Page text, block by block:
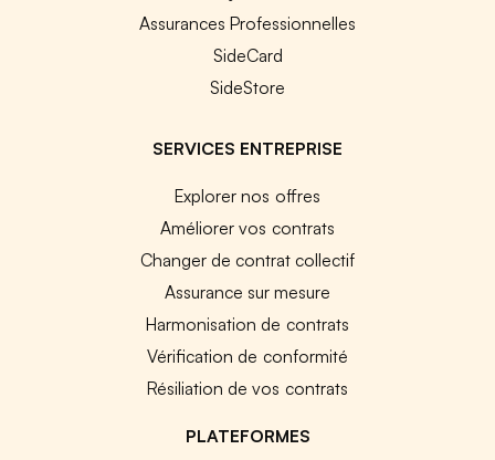
Assurances Professionnelles
SideCard
SideStore
SERVICES ENTREPRISE
Explorer nos offres
Améliorer vos contrats
Changer de contrat collectif
Assurance sur mesure
Harmonisation de contrats
Vérification de conformité
Résiliation de vos contrats
PLATEFORMES